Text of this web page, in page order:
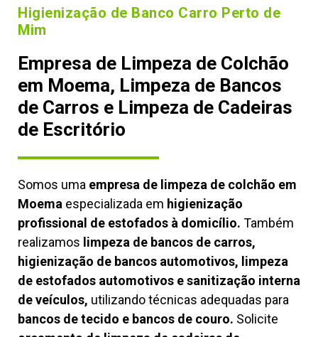
Higienização de Banco Carro Perto de
Mim
Empresa de Limpeza de Colchão
em Moema, Limpeza de Bancos
de Carros e Limpeza de Cadeiras
de Escritório
Somos uma empresa de limpeza de colchão em
Moema especializada em higienização
profissional de estofados à domicílio. Também
realizamos limpeza de bancos de carros,
higienização de bancos automotivos, limpeza
de estofados automotivos e sanitização interna
de veículos, utilizando técnicas adequadas para
bancos de tecido e bancos de couro. Solicite